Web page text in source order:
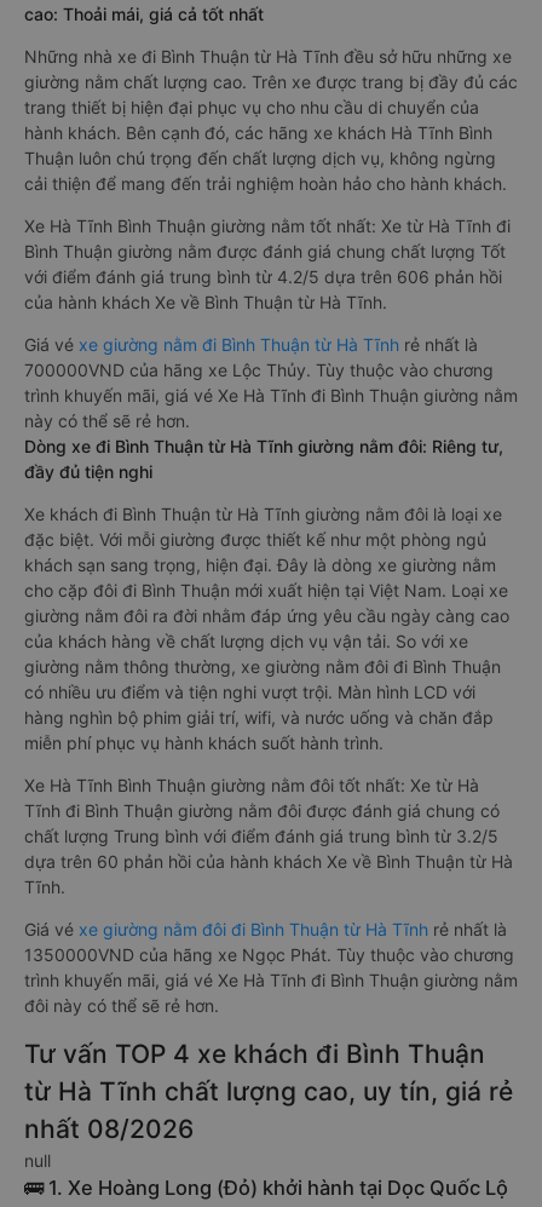
cao: Thoải mái, giá cả tốt nhất
Những nhà xe đi Bình Thuận từ Hà Tĩnh đều sở hữu những xe
giường nằm chất lượng cao. Trên xe được trang bị đầy đủ các
trang thiết bị hiện đại phục vụ cho nhu cầu di chuyển của
hành khách. Bên cạnh đó, các hãng xe khách Hà Tĩnh Bình
Thuận luôn chú trọng đến chất lượng dịch vụ, không ngừng
cải thiện để mang đến trải nghiệm hoàn hảo cho hành khách.
Xe Hà Tĩnh Bình Thuận giường nằm tốt nhất: Xe từ Hà Tĩnh đi
Bình Thuận giường nằm được đánh giá chung chất lượng Tốt
với điểm đánh giá trung bình từ 4.2/5 dựa trên 606 phản hồi
của hành khách Xe về Bình Thuận từ Hà Tĩnh.
Giá vé xe giường nằm đi Bình Thuận từ Hà Tĩnh rẻ nhất là
700000VND của hãng xe Lộc Thủy. Tùy thuộc vào chương
trình khuyến mãi, giá vé Xe Hà Tĩnh đi Bình Thuận giường nằm
này có thể sẽ rẻ hơn.
Dòng xe đi Bình Thuận từ Hà Tĩnh giường nằm đôi: Riêng tư,
đầy đủ tiện nghi
Xe khách đi Bình Thuận từ Hà Tĩnh giường nằm đôi là loại xe
đặc biệt. Với mỗi giường được thiết kế như một phòng ngủ
khách sạn sang trọng, hiện đại. Đây là dòng xe giường nằm
cho cặp đôi đi Bình Thuận mới xuất hiện tại Việt Nam. Loại xe
giường nằm đôi ra đời nhằm đáp ứng yêu cầu ngày càng cao
của khách hàng về chất lượng dịch vụ vận tải. So với xe
giường nằm thông thường, xe giường nằm đôi đi Bình Thuận
có nhiều ưu điểm và tiện nghi vượt trội. Màn hình LCD với
hàng nghìn bộ phim giải trí, wifi, và nước uống và chăn đắp
miễn phí phục vụ hành khách suốt hành trình.
Xe Hà Tĩnh Bình Thuận giường nằm đôi tốt nhất: Xe từ Hà
Tĩnh đi Bình Thuận giường nằm đôi được đánh giá chung có
chất lượng Trung bình với điểm đánh giá trung bình từ 3.2/5
dựa trên 60 phản hồi của hành khách Xe về Bình Thuận từ Hà
Tĩnh.
Giá vé xe giường nằm đôi đi Bình Thuận từ Hà Tĩnh rẻ nhất là
1350000VND của hãng xe Ngọc Phát. Tùy thuộc vào chương
trình khuyến mãi, giá vé Xe Hà Tĩnh đi Bình Thuận giường nằm
đôi này có thể sẽ rẻ hơn.
Tư vấn TOP 4 xe khách đi Bình Thuận
từ Hà Tĩnh chất lượng cao, uy tín, giá rẻ
nhất 08/2026
null
🚌 1. Xe Hoàng Long (Đỏ) khởi hành tại Dọc Quốc Lộ